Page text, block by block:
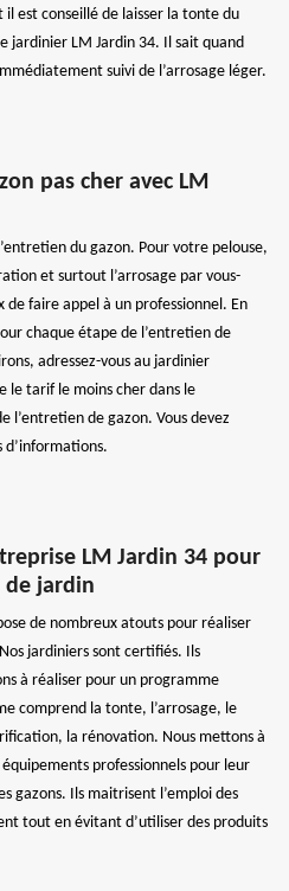
est conseillé de laisser la tonte du
jardinier LM Jardin 34. Il sait quand
suivi de l’arrosage léger.
pas cher avec LM
du gazon. Pour votre pelouse,
et surtout l’arrosage par vous-
faire appel à un professionnel. En
chaque étape de l’entretien de
adressez-vous au jardinier
le tarif le moins cher dans le
l’entretien de gazon. Vous devez
d’informations.
LM Jardin 34 pour
de jardin
de nombreux atouts pour réaliser
jardiniers sont certifiés. Ils
à réaliser pour un programme
comprend la tonte, l’arrosage, le
la rénovation. Nous mettons à
professionnels pour leur
gazons. Ils maitrisent l’emploi des
tout en évitant d’utiliser des produits